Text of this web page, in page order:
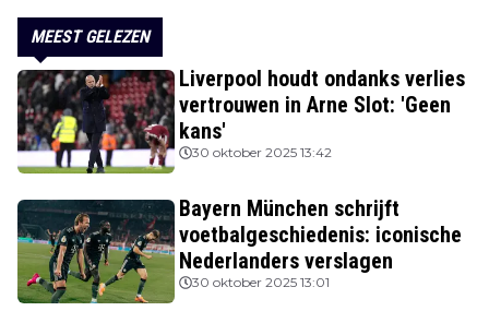
MEEST GELEZEN
Liverpool houdt ondanks verlies
vertrouwen in Arne Slot: 'Geen
kans'
30 oktober 2025 13:42
Bayern München schrijft
voetbalgeschiedenis: iconische
Nederlanders verslagen
30 oktober 2025 13:01